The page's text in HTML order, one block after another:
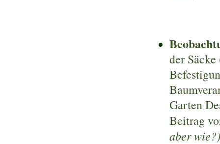
der
Garten
Beitrag
aber wie?)